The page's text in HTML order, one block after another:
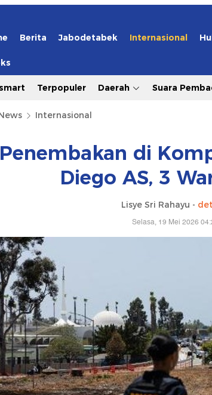
Berita Jabodetabek Internasional
Terpopuler Daerah Suara
Internasional
Penembakan di
Diego AS, 3
Lisye Sri Rahayu -
Selasa, 19 Mei 2026